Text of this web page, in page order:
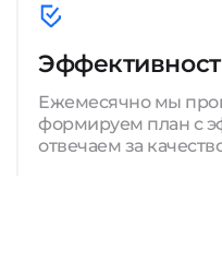
Ежемесячно мы
формируем план с
отвечаем за